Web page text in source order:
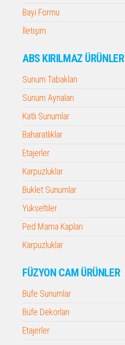
Bayi Formu
İletişim
ABS KIRILMAZ ÜRÜNLER
Sunum Tabakları
Sunum Aynaları
Katlı Sunumlar
Baharatlıklar
Etajerler
Karpuzluklar
Buklet Sunumlar
Yükseltiler
Ped Mama Kapları
Karpuzluklar
FÜZYON CAM ÜRÜNLER
Büfe Sunumlar
Büfe Dekorları
Etajerler